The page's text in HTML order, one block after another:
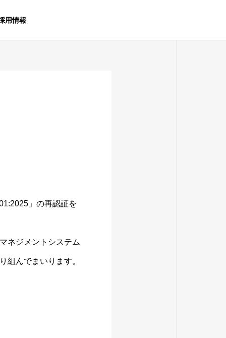
用情報
」の再認証を
ネジメントシステム
組んでまいります。